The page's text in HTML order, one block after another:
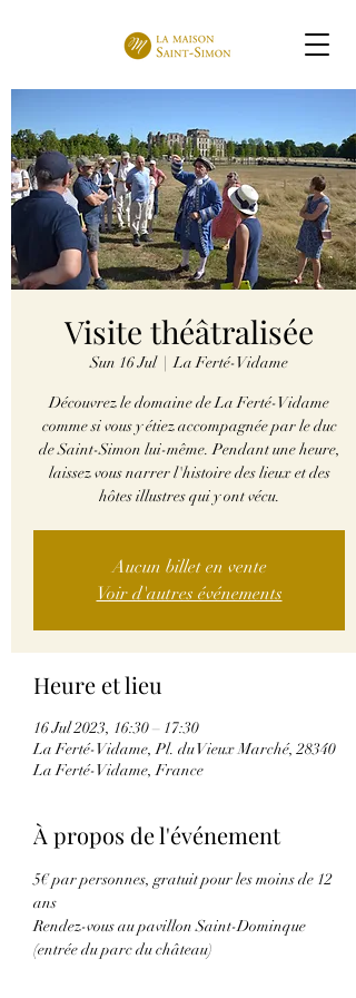
Visite théâtralisée
Sun 16 Jul
  |
La Ferté-Vidame
Découvrez le domaine de La Ferté-Vidame
comme si vous y étiez accompagnée par le duc
de Saint-Simon lui-même. Pendant une heure,
laissez vous narrer l'histoire des lieux et des
hôtes illustres qui y ont vécu.
Aucun billet en vente
Voir d'autres événements
Heure et lieu
16 Jul 2023, 16:30 – 17:30
La Ferté-Vidame, Pl. du Vieux Marché, 28340
La Ferté-Vidame, France
À propos de l'événement
5€ par personnes, gratuit pour les moins de 12
ans
Rendez-vous au pavillon Saint-Dominque
(entrée du parc du château)